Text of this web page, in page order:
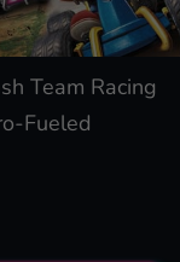
Team Racing
Fueled